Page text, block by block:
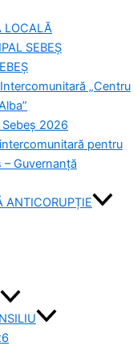
LOCALĂ
SEBEȘ
„Centru
2026
pentru
Guvernanță
ANTICORUPȚIE